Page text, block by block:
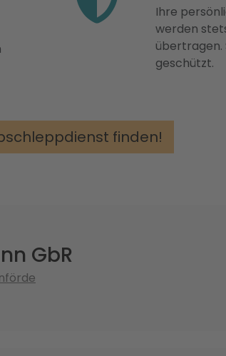
Ihre
werden
übertragen.
geschützt.
finden!
GbR